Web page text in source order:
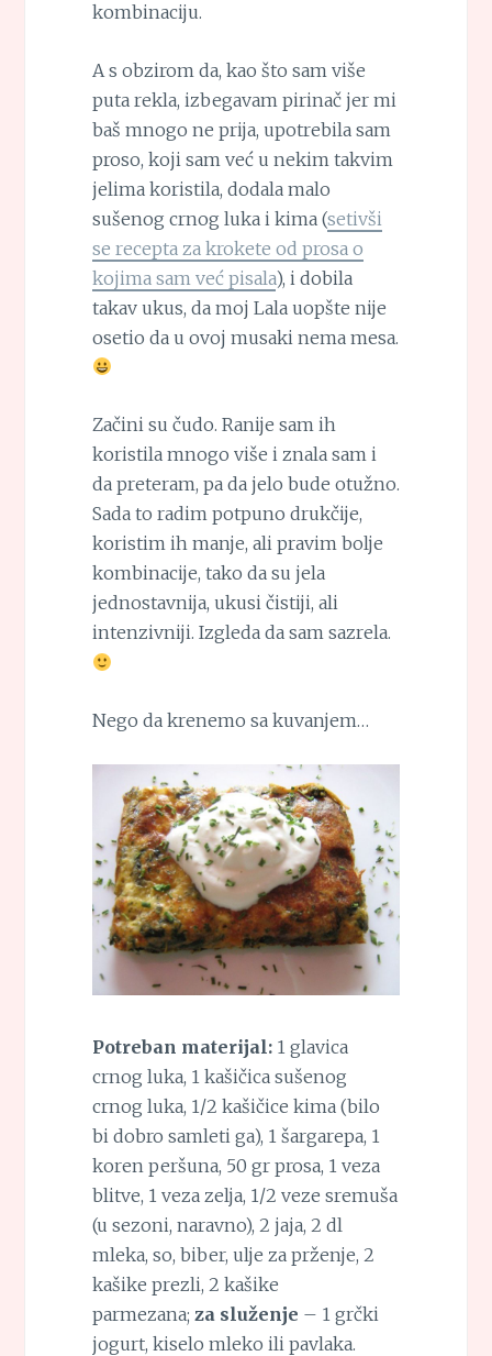
kombinaciju.
A s obzirom da, kao što sam više
puta rekla, izbegavam pirinač jer mi
baš mnogo ne prija, upotrebila sam
proso, koji sam već u nekim takvim
jelima koristila, dodala malo
sušenog crnog luka i kima (setivši
se recepta za krokete od prosa o
kojima sam već pisala), i dobila
takav ukus, da moj Lala uopšte nije
osetio da u ovoj musaki nema mesa.
Začini su čudo. Ranije sam ih
koristila mnogo više i znala sam i
da preteram, pa da jelo bude otužno.
Sada to radim potpuno drukčije,
koristim ih manje, ali pravim bolje
kombinacije, tako da su jela
jednostavnija, ukusi čistiji, ali
intenzivniji. Izgleda da sam sazrela.
Nego da krenemo sa kuvanjem…
Potreban materijal:1 glavica
crnog luka, 1 kašičica sušenog
crnog luka, 1/2 kašičice kima (bilo
bi dobro samleti ga), 1 šargarepa, 1
koren peršuna, 50 gr prosa, 1 veza
blitve, 1 veza zelja, 1/2 veze sremuša
(u sezoni, naravno), 2 jaja, 2 dl
mleka, so, biber, ulje za prženje, 2
kašike prezli, 2 kašike
parmezana; za služenje – 1 grčki
jogurt, kiselo mleko ili pavlaka.